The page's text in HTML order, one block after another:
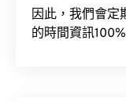
因此，我們會定
的時間資訊